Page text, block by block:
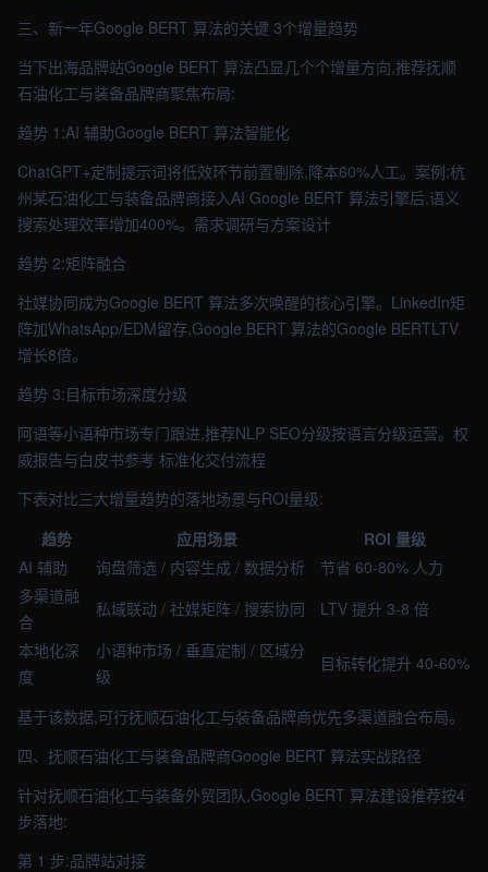
三、新一年Google BERT 算法的关键 3个增量趋势
当下出海品牌站Google BERT 算法凸显几个个增量方向,推荐抚顺
石油化工与装备品牌商聚焦布局:
趋势 1:AI 辅助Google BERT 算法智能化
ChatGPT+定制提示词将低效环节前置剔除,降本60%人工。案例:杭
州某石油化工与装备品牌商接入AI Google BERT 算法引擎后,语义
搜索处理效率增加400%。需求调研与方案设计
趋势 2:矩阵融合
社媒协同成为Google BERT 算法多次唤醒的核心引擎。LinkedIn矩
阵加WhatsApp/EDM留存,Google BERT 算法的Google BERTLTV
增长8倍。
趋势 3:目标市场深度分级
阿语等小语种市场专门跟进,推荐NLP SEO分级按语言分级运营。权
威报告与白皮书参考 标准化交付流程
下表对比三大增量趋势的落地场景与ROI量级:
趋势
应用场景
ROI 量级
AI 辅助
询盘筛选 / 内容生成 / 数据分析
节省 60-80% 人力
多渠道融
合
私域联动 / 社媒矩阵 / 搜索协同
LTV 提升 3-8 倍
本地化深
度
小语种市场 / 垂直定制 / 区域分
级
目标转化提升 40-60%
基于该数据,可行抚顺石油化工与装备品牌商优先多渠道融合布局。
四、抚顺石油化工与装备品牌商Google BERT 算法实战路径
针对抚顺石油化工与装备外贸团队,Google BERT 算法建设推荐按4
步落地:
第 1 步:品牌站对接